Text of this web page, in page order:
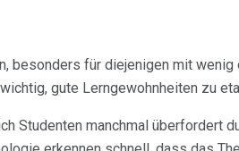
besonders für diejenigen mit wenig
gute Lerngewohnheiten zu
Studenten manchmal überfordert